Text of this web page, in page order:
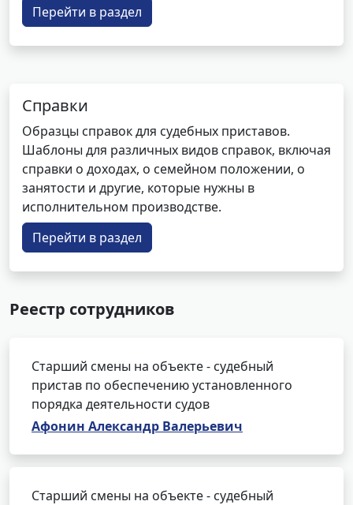
Перейти в раздел
Справки
Образцы справок для судебных приставов.
Шаблоны для различных видов справок, включая
справки о доходах, о семейном положении, о
занятости и другие, которые нужны в
исполнительном производстве.
Перейти в раздел
Реестр сотрудников
Старший смены на объекте - судебный
пристав по обеспечению установленного
порядка деятельности судов
Афонин Александр Валерьевич
Старший смены на объекте - судебный